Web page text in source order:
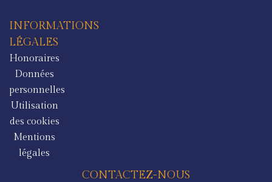
INFORMATIONS
LÉGALES
Honoraires
Données
personnelles
Utilisation
des cookies
Mentions
légales
CONTACTEZ-NOUS